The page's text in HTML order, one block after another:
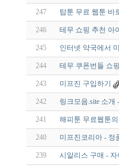
247 탑툰 무료 웹툰 바
246 테무 쇼핑 추천 아
245 인터넷 약국에서
244 테무 쿠폰번들 쇼
243 미프진 구입하기
242 링크모음.site 소
241 해피툰 무료웹툰
240 미프진코리아 - 정
239 시알리스 구매 -